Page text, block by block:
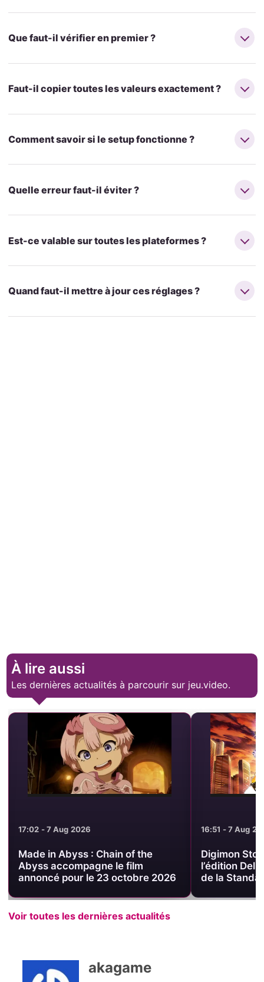
Que faut-il vérifier en premier ?
Faut-il copier toutes les valeurs exactement ?
Comment savoir si le setup fonctionne ?
Quelle erreur faut-il éviter ?
Est-ce valable sur toutes les plateformes ?
Quand faut-il mettre à jour ces réglages ?
À lire aussi
Les dernières actualités à parcourir sur jeu.video.
16:51 - 7 Aug 2026
Digimon Story Time Stranger :
l’édition Deluxe passe sous le prix
de la Standard sur PS5
16:38 - 7 Aug
Digimon
Deluxe PS5
août
Voir toutes les dernières actualités
akagame